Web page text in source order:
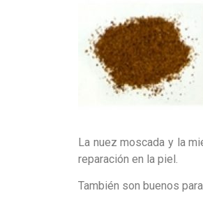
La nuez moscada y la
reparación en la piel.
También son buenos